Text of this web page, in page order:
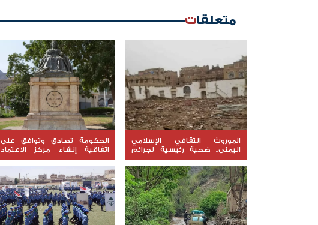
متعلقات
الموروث الثقافي الإسلامي
اليمني.. ضحية رئيسية لجرائم
الحوثي (تقرير رصد)
الحكومة تصادق وتوافق على
اتفاقية إنشاء مركز الاعتماد
الخليجي ومشروعين للمياه